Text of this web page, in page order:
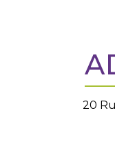
20